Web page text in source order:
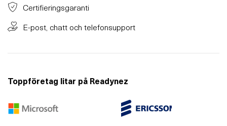
Certifieringsgaranti
E-post, chatt och telefonsupport
Toppföretag litar på Readynez